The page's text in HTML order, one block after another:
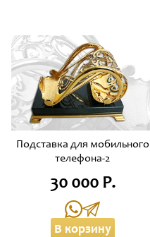
Подставка для мобильного
телефона-2
30 000 Р.
В корзину